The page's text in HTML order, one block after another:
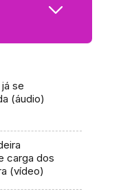
se
(áudio)
carga dos
(vídeo)